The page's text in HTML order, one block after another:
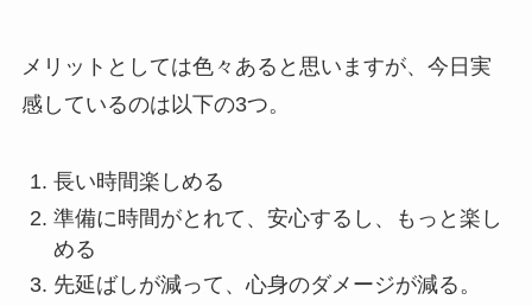
メリットとしては色々あると思いますが、今日実
感しているのは以下の3つ。
長い時間楽しめる
準備に時間がとれて、安心するし、もっと楽し
める
先延ばしが減って、心身のダメージが減る。